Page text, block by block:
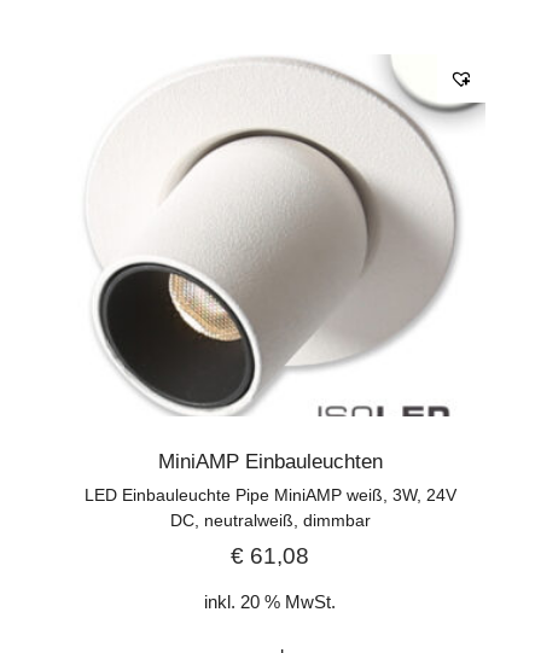
MiniAMP Einbauleuchten
LED Einbauleuchte Pipe MiniAMP weiß, 3W, 24V
DC, neutralweiß, dimmbar
€ 61,08
inkl. 20 % MwSt.